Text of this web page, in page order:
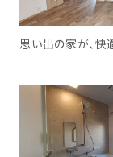
思い出の家が、快